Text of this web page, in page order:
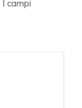
I campi